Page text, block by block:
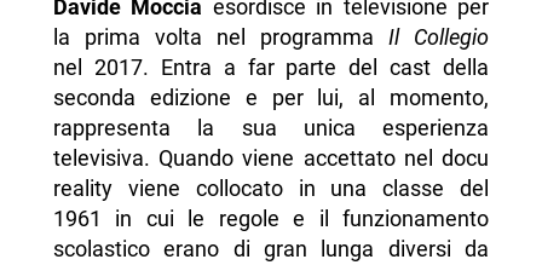
Davide Moccia esordisce in televisione per
la prima volta nel programmaIl Collegio
nel 2017. Entra a far parte del cast della
seconda edizione e per lui, al momento,
rappresenta la sua unica esperienza
televisiva. Quando viene accettato nel docu
reality viene collocato in una classe del
1961 in cui le regole e il funzionamento
scolastico erano di gran lunga diversi da